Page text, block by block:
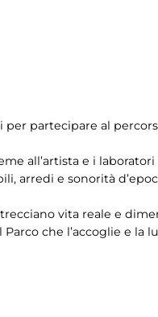
per partecipare al
all’artista e i
arredi e sonorità
vita reale e
che l’accoglie e la